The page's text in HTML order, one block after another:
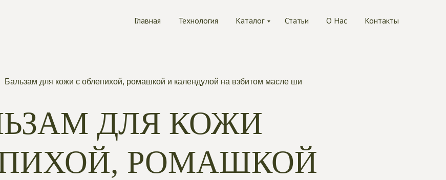
Главная Технология Каталог Статьи О Нас Контакты
Бальзам для кожи с облепихой, ромашкой и календулой на взбитом масле ши
ДЛЯ КОЖИ
РОМАШКОЙ